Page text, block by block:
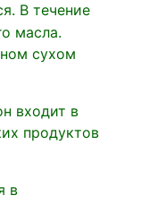
В течение
масла.
сухом
входит в
продуктов
в